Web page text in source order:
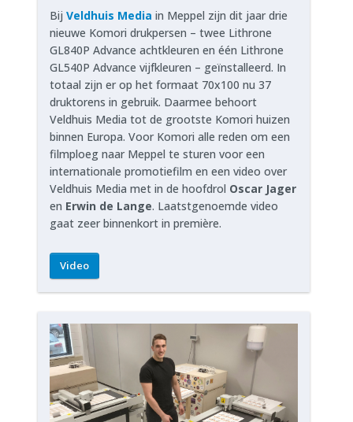
Bij Veldhuis Media in Meppel zijn dit jaar drie
nieuwe Komori drukpersen – twee Lithrone
GL840P Advance achtkleuren en één Lithrone
GL540P Advance vijfkleuren – geïnstalleerd. In
totaal zijn er op het formaat 70x100 nu 37
druktorens in gebruik. Daarmee behoort
Veldhuis Media tot de grootste Komori huizen
binnen Europa. Voor Komori alle reden om een
filmploeg naar Meppel te sturen voor een
internationale promotiefilm en een video over
Veldhuis Media met in de hoofdrol Oscar Jager
en Erwin de Lange. Laatstgenoemde video
gaat zeer binnenkort in première.
Video